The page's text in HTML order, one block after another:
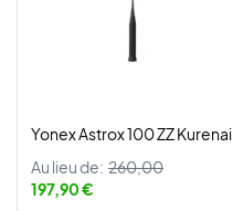
Yonex Astrox 100 ZZ Kurenai
Au lieu de: 260,00
197,90 €